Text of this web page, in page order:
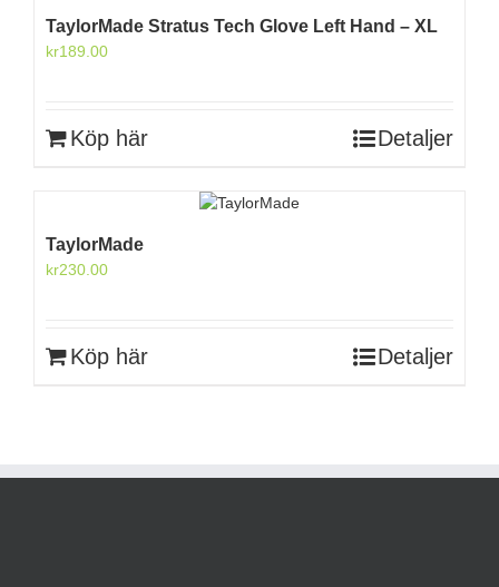
TaylorMade Stratus Tech Glove Left Hand – XL
kr189.00
Köp här Detaljer
TaylorMade
kr230.00
Köp här Detaljer